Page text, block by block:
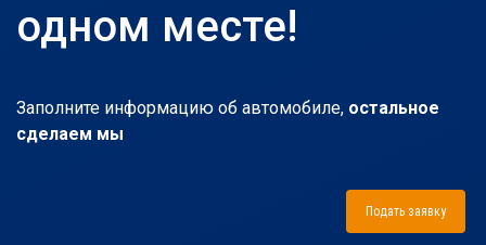
одном месте!
Заполните информацию об автомобиле, остальное
сделаем мы
Подать заявку